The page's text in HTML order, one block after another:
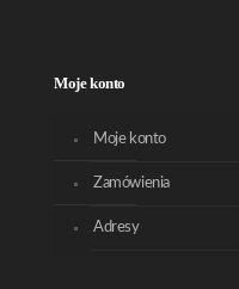
Moje konto
Moje konto
Zamówienia
Adresy